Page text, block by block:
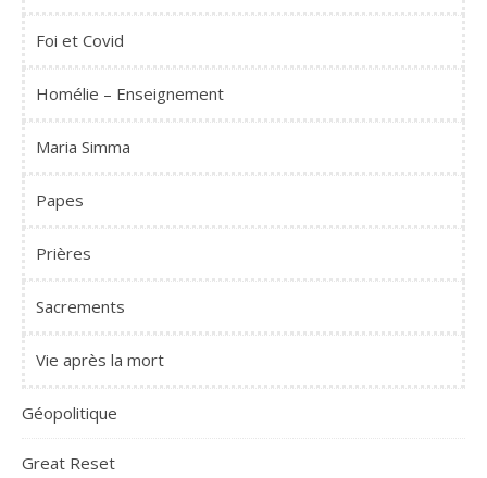
Foi et Covid
Homélie – Enseignement
Maria Simma
Papes
Prières
Sacrements
Vie après la mort
Géopolitique
Great Reset